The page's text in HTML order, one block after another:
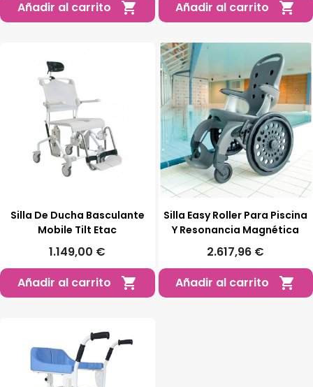
Añadir al carrito

Añadir al carrito

Silla De Ducha Basculante
Mobile Tilt Etac
1.149,00 €
Añadir al carrito

Silla Easy Roller Para Piscina
Y Resonancia Magnética
2.617,96 €
Añadir al carrito
